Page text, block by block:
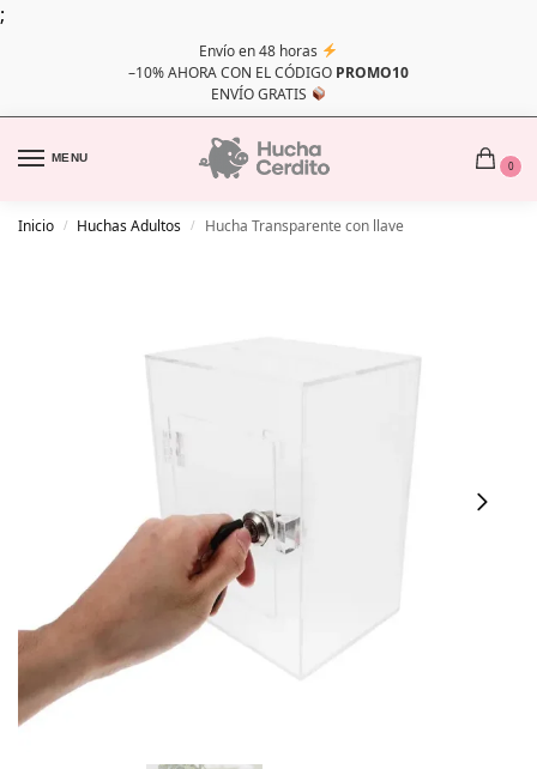
;
Envío en 48 horas
–10% AHORA CON EL CÓDIGO PROMO10
ENVÍO GRATIS
MENU
0
Inicio / Huchas Adultos / Hucha Transparente con llave